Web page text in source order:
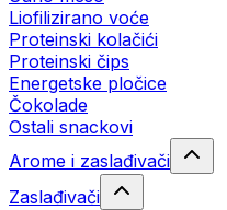
Liofilizirano voće
Proteinski kolačići
Proteinski čips
Energetske pločice
Čokolade
Ostali snackovi
Arome i zaslađivači
Zaslađivači